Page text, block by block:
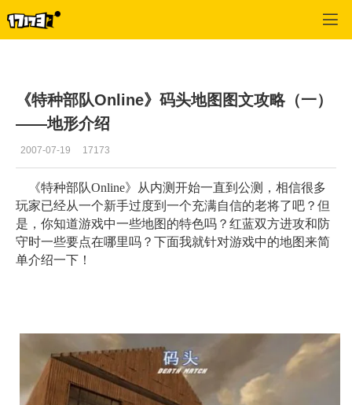
《特种部队Online》码头地图图文攻略（一）
——地形介绍
2007-07-19 17173
《特种部队Online》从内测开始一直到公测，相信很多
玩家已经从一个新手过度到一个充满自信的老将了吧？但
是，你知道游戏中一些地图的特色吗？红蓝双方进攻和防
守时一些要点在哪里吗？下面我就针对游戏中的地图来简
单介绍一下！